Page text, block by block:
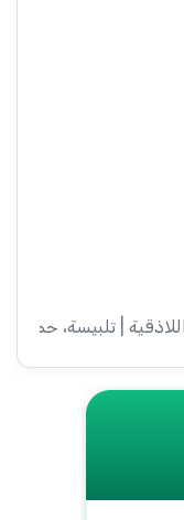
| تلبيسة، حمص